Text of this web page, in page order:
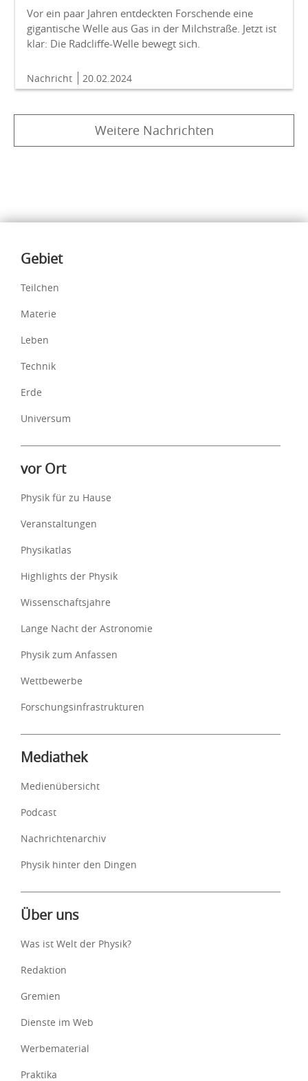
Vor ein paar Jahren entdeckten Forschende eine
gigantische Welle aus Gas in der Milchstraße. Jetzt ist
klar: Die Radcliffe-Welle bewegt sich.
Nachricht 20.02.2024
Weitere Nachrichten
Inhalte
Gebiet
Teilchen
Materie
Leben
Technik
Erde
Universum
vor Ort
Physik für zu Hause
Veranstaltungen
Physikatlas
Highlights der Physik
Wissenschaftsjahre
Lange Nacht der Astronomie
Physik zum Anfassen
Wettbewerbe
Forschungsinfrastrukturen
Mediathek
Medienübersicht
Podcast
Nachrichtenarchiv
Physik hinter den Dingen
Über uns
Was ist Welt der Physik?
Redaktion
Gremien
Dienste im Web
Werbematerial
Praktika